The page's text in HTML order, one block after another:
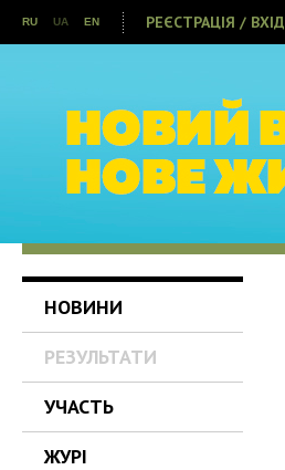
RU UA EN РЕЄСТРАЦІЯ / ВХІД
НОВИНИ
РЕЗУЛЬТАТИ
УЧАСТЬ
ЖУРІ